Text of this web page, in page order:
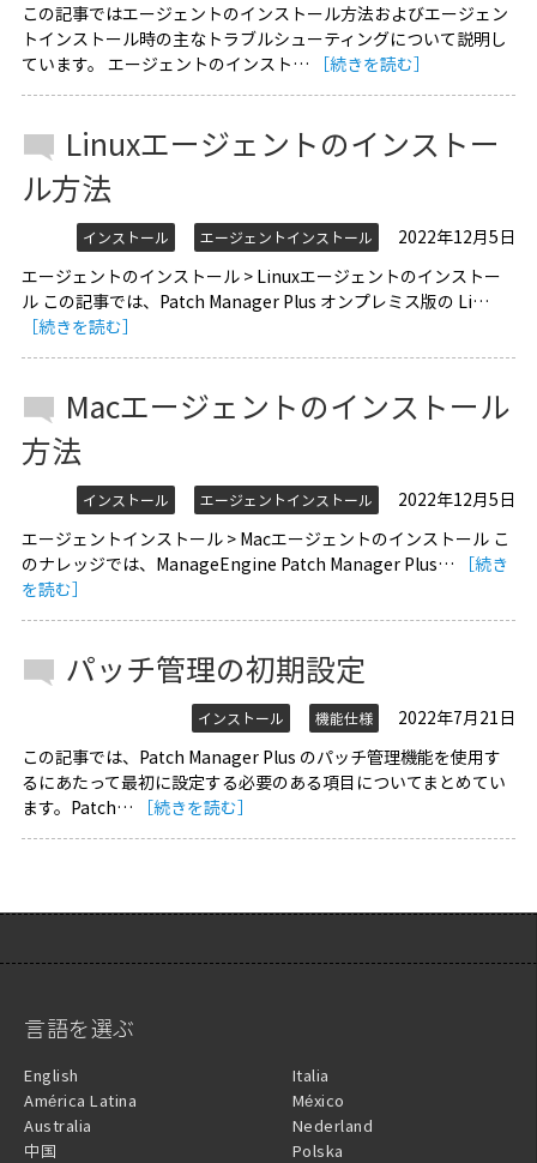
この記事ではエージェントのインストール方法およびエージェン
トインストール時の主なトラブルシューティングについて説明し
ています。 エージェントのインスト…
［続きを読む］
Linuxエージェントのインストー
ル方法
インストール エージェントインストール
2022年12月5日
エージェントのインストール > Linuxエージェントのインストー
ル この記事では、Patch Manager Plus オンプレミス版の Li…
［続きを読む］
Macエージェントのインストール
方法
インストール エージェントインストール
2022年12月5日
エージェントインストール > Macエージェントのインストール こ
のナレッジでは、ManageEngine Patch Manager Plus…
［続き
を読む］
パッチ管理の初期設定
インストール 機能仕様
2022年7月21日
この記事では、Patch Manager Plus のパッチ管理機能を使用す
るにあたって最初に設定する必要のある項目についてまとめてい
ます。Patch…
［続きを読む］
言語を選ぶ
English
América Latina
Australia
中国
Italia
México
Nederland
Polska